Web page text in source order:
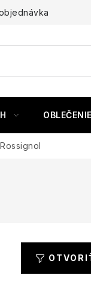
OBLEČENIE